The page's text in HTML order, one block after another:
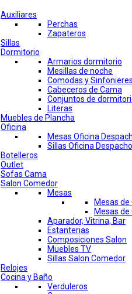
Auxiliares
Perchas
Zapateros
Sillas
Dormitorio
Armarios dormitorio
Mesillas de noche
Comodas y Sinfonieres
Cabeceros de Cama
Conjuntos de
Literas
Muebles de Plancha
Oficina
Mesas Oficina
Sillas Oficina
Botelleros
Outlet
Sofas Cama
Salon Comedor
Mesas
Mesas
Mesas de
Aparador, Vitrina, Bar
Estanterias
Composiciones Salon
Muebles TV
Sillas Salon Comedor
Relojes
Cocina y Baño
Verduleros